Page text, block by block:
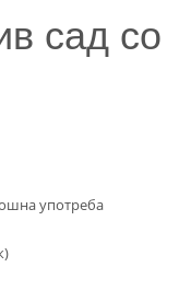
сад со
употреба